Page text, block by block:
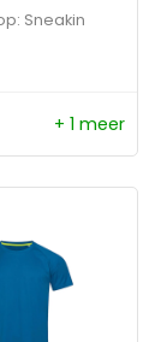
Sneakin
+ 1 meer